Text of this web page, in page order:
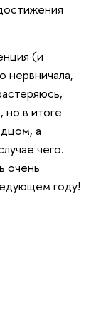
(и
нервничала,
но в итоге
а
чего.
очень
году!